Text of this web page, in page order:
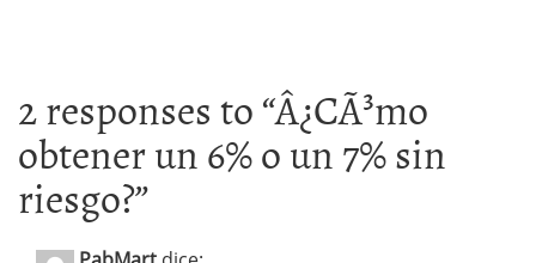
2 responses to “Â¿CÃ³mo
obtener un 6% o un 7% sin
riesgo?”